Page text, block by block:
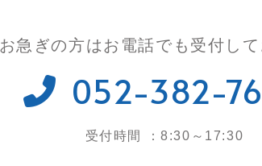
お急ぎの方はお電話でも 受付し
052-382-
受付時間 ：8:30～17:30